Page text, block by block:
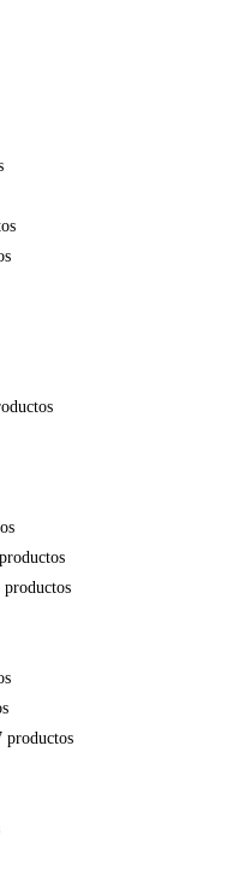
productos
productos